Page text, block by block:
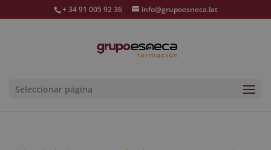
+ 34 91 005 92 36 info@grupoesneca.lat
Seleccionar página